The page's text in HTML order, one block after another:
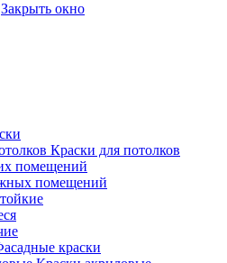
Закрыть окно
Краски для потолков
помещений
помещений
краски